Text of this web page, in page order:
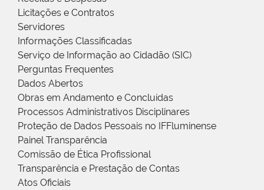
Licitações e Contratos
Servidores
Informações Classificadas
Serviço de Informação ao Cidadão (SIC)
Perguntas Frequentes
Dados Abertos
Obras em Andamento e Concluídas
Processos Administrativos Disciplinares
Proteção de Dados Pessoais no IFFluminense
Painel Transparência
Comissão de Ética Profissional
Transparência e Prestação de Contas
Atos Oficiais